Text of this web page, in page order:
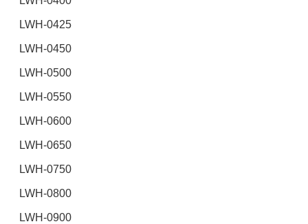
LWH-0425
LWH-0450
LWH-0500
LWH-0550
LWH-0600
LWH-0650
LWH-0750
LWH-0800
LWH-0900